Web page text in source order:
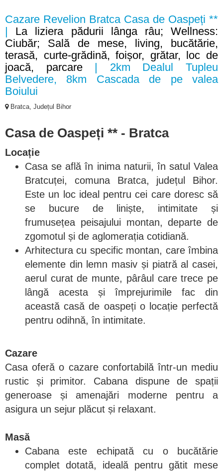
Cazare Revelion Bratca Casa de Oaspeți **
| La liziera pădurii lânga râu; Wellness:
Ciubăr; Sală de mese, living, bucătărie,
terasă, curte-grădină, foișor, grătar, loc de
joacă, parcare| 2km Dealul Tupleu
Belvedere, 8km Cascada de pe valea
Boiului
Bratca, Județul Bihor
Casa de Oaspeți ** - Bratca
Locație
Casa se află în inima naturii, în satul Valea
Bratcuței, comuna Bratca, județul Bihor.
Este un loc ideal pentru cei care doresc să
se bucure de liniște, intimitate și
frumusețea peisajului montan, departe de
zgomotul și de aglomerația cotidiană.
Arhitectura cu specific montan, care îmbina
elemente din lemn masiv și piatră al casei,
aerul curat de munte, pârâul care trece pe
lângă acesta și împrejurimile fac din
această casă de oaspeți o locație perfectă
pentru odihnă, în intimitate.
Cazare
Casa oferă o cazare confortabilă într-un mediu
rustic și primitor. Cabana dispune de spații
generoase și amenajări moderne pentru a
asigura un sejur plăcut și relaxant.
Masă
Cabana este echipată cu o bucătărie
complet dotată, ideală pentru gătit mese